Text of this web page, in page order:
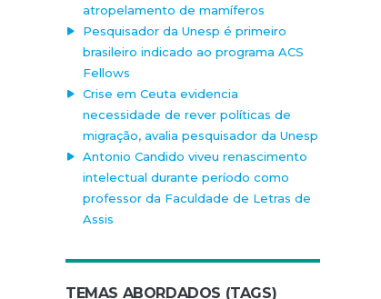
atropelamento de mamíferos
Pesquisador da Unesp é primeiro
brasileiro indicado ao programa ACS
Fellows
Crise em Ceuta evidencia
necessidade de rever políticas de
migração, avalia pesquisador da Unesp
Antonio Candido viveu renascimento
intelectual durante período como
professor da Faculdade de Letras de
Assis
TEMAS ABORDADOS (TAGS)